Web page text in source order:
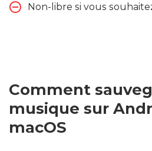
Non-libre si vous
Comment
musique sur
macOS